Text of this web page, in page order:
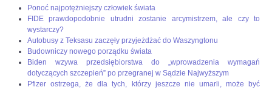
Ponoć najpotężniejszy człowiek świata
FIDE prawdopodobnie utrudni zostanie arcymistrzem, ale czy to
wystarczy?
Autobusy z Teksasu zaczęły przyjeżdżać do Waszyngtonu
Budowniczy nowego porządku świata
Biden wzywa przedsiębiorstwa do „wprowadzenia wymagań
dotyczących szczepień” po przegranej w Sądzie Najwyższym
Pfizer ostrzega, że dla tych, którzy jeszcze nie umarli, może być